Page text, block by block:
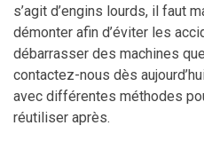
s’agit d’engins lourds, il faut
démonter afin d’éviter les
débarrasser des machines
contactez-nous dès
avec différentes méthodes
réutiliser après.